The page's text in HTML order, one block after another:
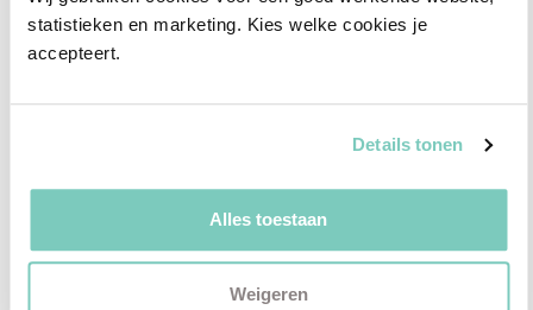
statistieken en marketing. Kies welke cookies je
accepteert.
Details tonen
Alles toestaan
Weigeren
Professioneel interieuradvies
Onze professionele interieurstylisten creeëren
2D interieurontwerp
✓ 3D interieurontwerp
Gratis personal shopping